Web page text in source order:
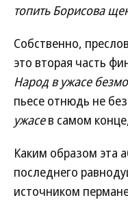
топить Борисова
Собственно,
это вторая часть
Народ в ужасе
пьесе отнюдь не
ужасев самом
Каким образом эта
последнего
источником